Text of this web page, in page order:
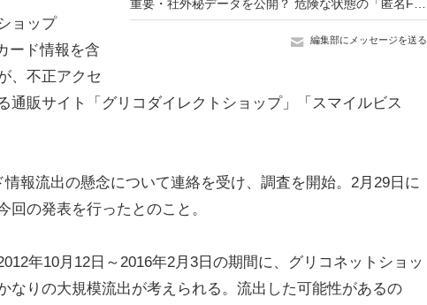
編集部にメッセージを送る
ョップ
ード情報を含
、不正アクセ
通販サイト「グリコダイレクトショップ」「スマイルビス
報流出の懸念について連絡を受け、調査を開始。2月29日に
の発表を行ったとのこと。
年10月12日～2016年2月3日の期間に、グリコネットショッ
なりの大規模流出が考えられる。流出した可能性があるの